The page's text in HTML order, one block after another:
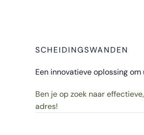
SCHEIDINGSWANDEN
Een innovatieve oplossing
Ben je op zoek naar
adres!